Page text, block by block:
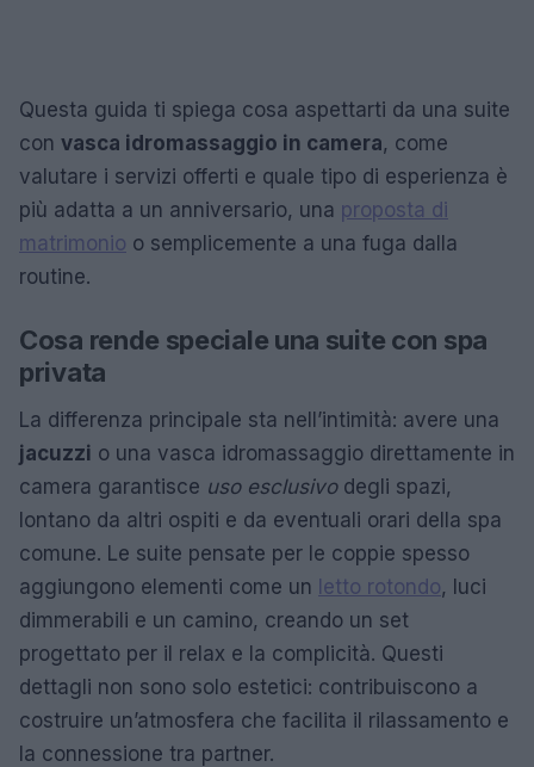
Questa guida ti spiega cosa aspettarti da una suite
con vasca idromassaggio in camera, come
valutare i servizi offerti e quale tipo di esperienza è
più adatta a un anniversario, una proposta di
matrimonio o semplicemente a una fuga dalla
routine.
Cosa rende speciale una suite con spa
privata
La differenza principale sta nell’intimità: avere una
jacuzzi o una vasca idromassaggio direttamente in
camera garantisce uso esclusivodegli spazi,
lontano da altri ospiti e da eventuali orari della spa
comune. Le suite pensate per le coppie spesso
aggiungono elementi come un letto rotondo, luci
dimmerabili e un camino, creando un set
progettato per il relax e la complicità. Questi
dettagli non sono solo estetici: contribuiscono a
costruire un’atmosfera che facilita il rilassamento e
la connessione tra partner.